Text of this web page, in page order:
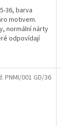
36, barva
motivem.
normální nárty
odpovídají
PNMI/001 GD/36